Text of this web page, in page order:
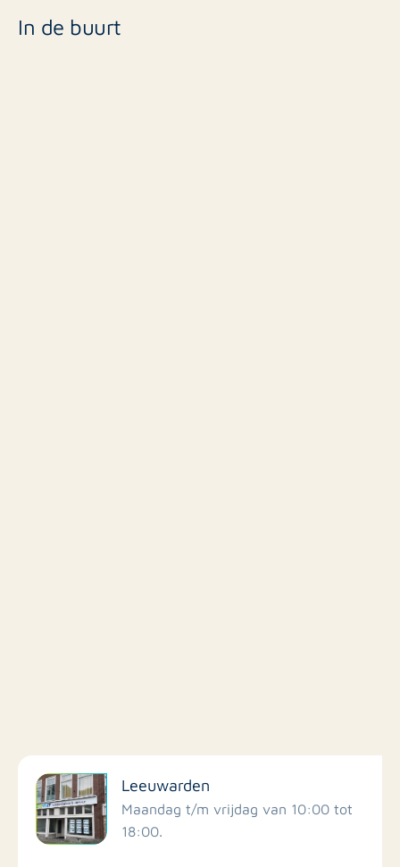
In de buurt
Filter op faciliteiten
Scholen
Leeuwarden
Maandag t/m vrijdag van 10:00 tot
18:00.